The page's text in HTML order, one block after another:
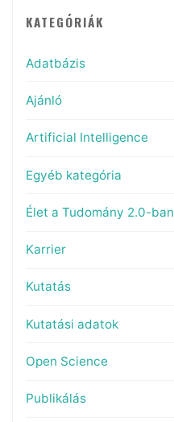
KATEGÓRIÁK
Adatbázis
Ajánló
Artificial Intelligence
Egyéb kategória
Élet a Tudomány 2.0-ban
Karrier
Kutatás
Kutatási adatok
Open Science
Publikálás